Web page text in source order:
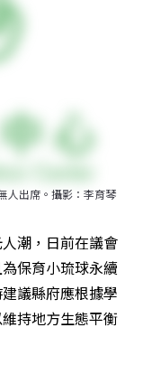
人出席。攝影：李育琴
潮，日前在議會
保育小琉球永續
議縣府應根據學
持地方生態平衡